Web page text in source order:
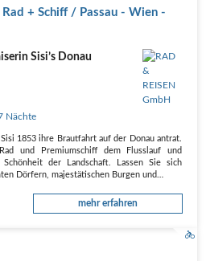
+ Schiff / Passau - Wien -
Sisi’s Donau
Nächte
1853 ihre Brautfahrt auf der Donau antrat.
und Premiumschiff dem Flusslauf und
der Landschaft. Lassen Sie sich
Dörfern, majestätischen Burgen und…
mehr erfahren